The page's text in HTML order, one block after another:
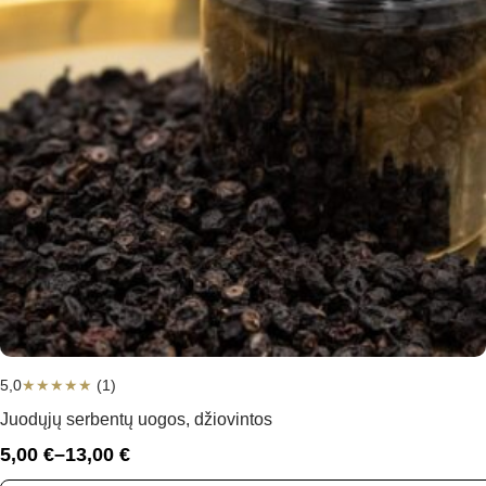
5,0★★★★★ (1)
Juodųjų serbentų uogos, džiovintos
5,00 €–13,00 €
Price